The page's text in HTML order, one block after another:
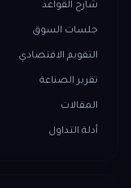
شارح القواعد
جلسات السوق
التقويم الاقتصادي
تقرير الصناعة
المقالات
أدلة التداول